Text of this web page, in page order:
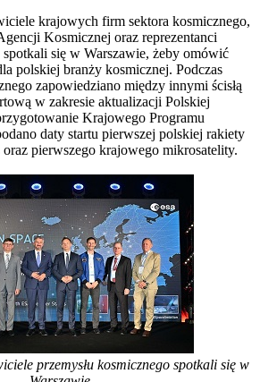
krajowych firm sektora kosmicznego,
Kosmicznej oraz reprezentanci
się w Warszawie, żeby omówić
polskiej branży kosmicznej. Podczas
zapowiedziano między innymi ścisłą
w zakresie aktualizacji Polskiej
Krajowego Programu
daty startu pierwszej polskiej rakiety
pierwszego krajowego mikrosatelity.
przemysłu kosmicznego spotkali się w